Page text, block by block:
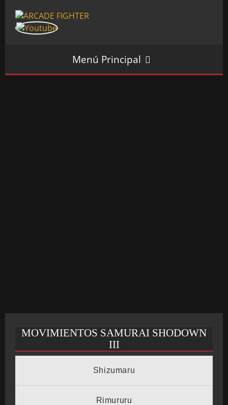
Menú Principal
BONUS STAGE
MOVIMIENTOS SAMURAI SHODOWN
III
Shizumaru
Rimururu